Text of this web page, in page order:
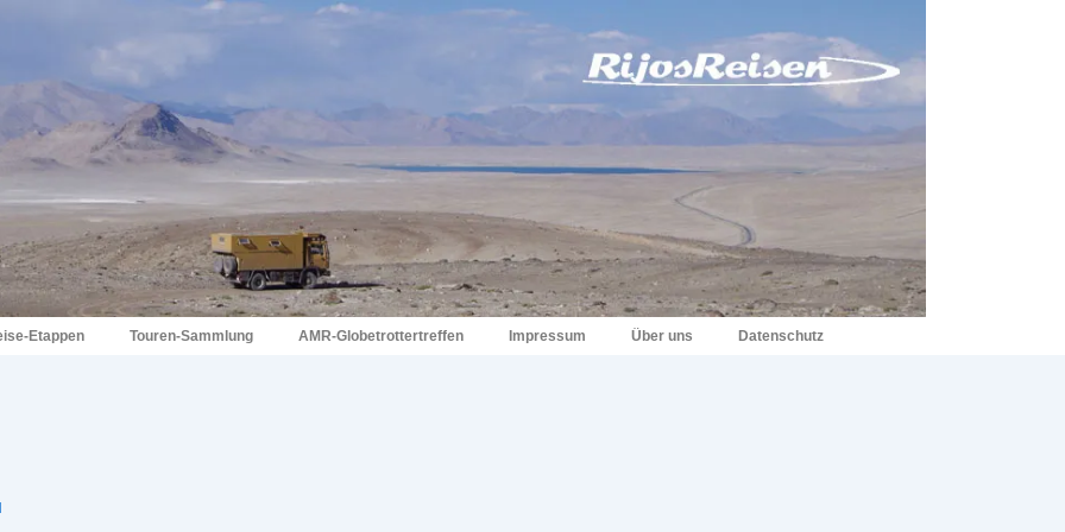
Etappen Touren-Sammlung AMR-Globetrottertreffen Impressum Über uns Datenschutz